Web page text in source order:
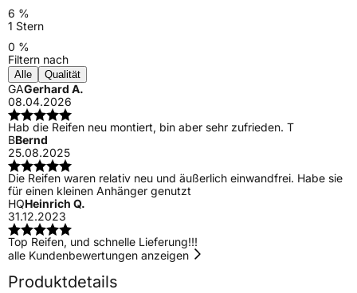
6 %
1 Stern
0 %
Filtern nach
Alle Qualität
GAGerhard A.
08.04.2026
Hab die Reifen neu montiert, bin aber sehr zufrieden. T
BBernd
25.08.2025
Die Reifen waren relativ neu und äußerlich einwandfrei. Habe sie
für einen kleinen Anhänger genutzt
HQHeinrich Q.
31.12.2023
Top Reifen, und schnelle Lieferung!!!
alle Kundenbewertungen anzeigen
Produktdetails